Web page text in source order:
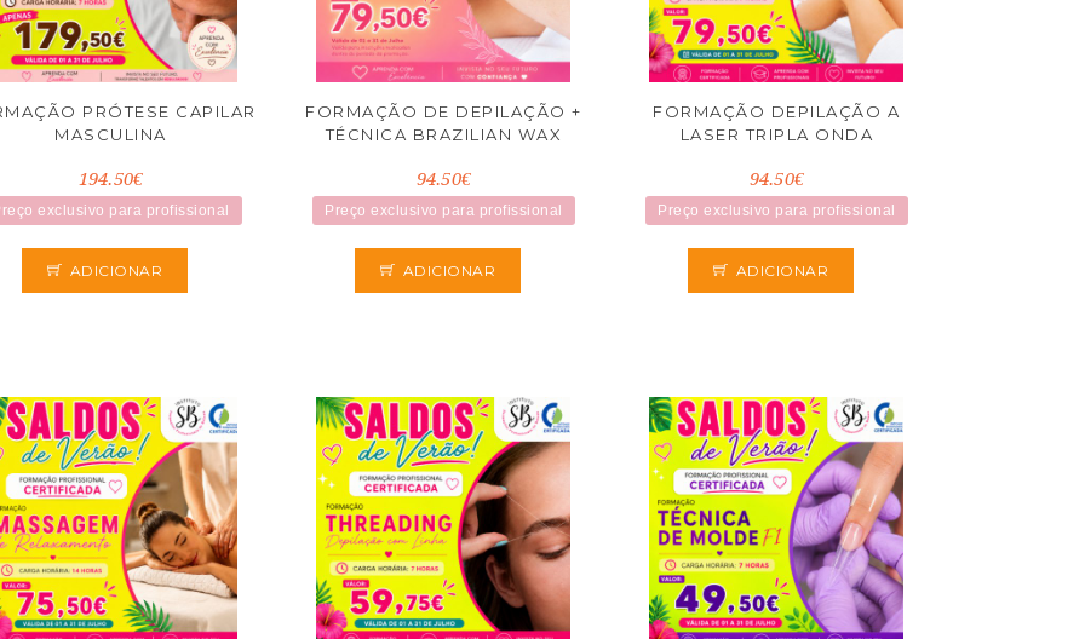
PRÓTESE CAPILAR
MASCULINA
194.50€
exclusivo para profissional
ADICIONAR
FORMAÇÃO DE DEPILAÇÃO +
TÉCNICA BRAZILIAN WAX
94.50€
Preço exclusivo para profissional
ADICIONAR
FORMAÇÃO DEPILAÇÃO A
LASER TRIPLA ONDA
94.50€
Preço exclusivo para profissional
ADICIONAR